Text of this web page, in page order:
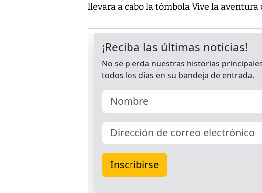
llevara a cabo la tómbola Vive la aventura